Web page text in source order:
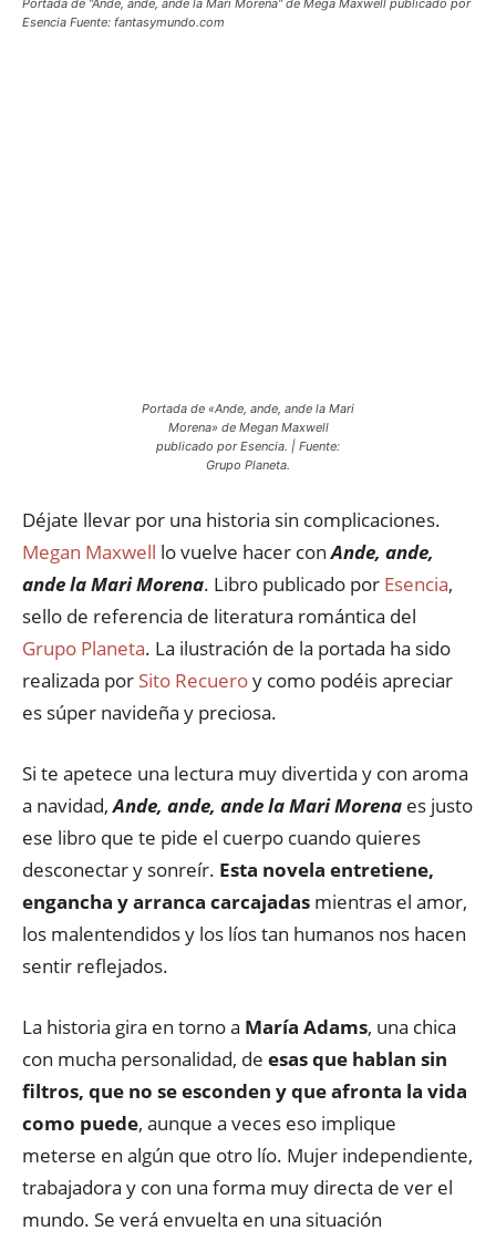
Portada de "Ande, ande, ande la Mari Morena" de Mega Maxwell publicado por
Esencia Fuente: fantasymundo.com
Portada de «Ande, ande, ande la Mari
Morena» de Megan Maxwell
publicado por Esencia. | Fuente:
Grupo Planeta.
Déjate llevar por una historia sin complicaciones.
Megan Maxwell lo vuelve hacer conAnde, ande,
ande la Mari Morena. Libro publicado por Esencia,
sello de referencia de literatura romántica del
Grupo Planeta. La ilustración de la portada ha sido
realizada por Sito Recueroy como podéis apreciar
es súper navideña y preciosa.
Si te apetece una lectura muy divertida y con aroma
a navidad,Ande, ande, ande la Mari Morena es justo
ese libro que te pide el cuerpo cuando quieres
desconectar y sonreír. Esta novela entretiene,
engancha y arranca carcajadas mientras el amor,
los malentendidos y los líos tan humanos nos hacen
sentir reflejados.
La historia gira en torno a María Adams, una chica
con mucha personalidad, de esas que hablan sin
filtros, que no se esconden y que afronta la vida
como puede, aunque a veces eso implique
meterse en algún que otro lío. Mujer independiente,
trabajadora y con una forma muy directa de ver el
mundo. Se verá envuelta en una situación